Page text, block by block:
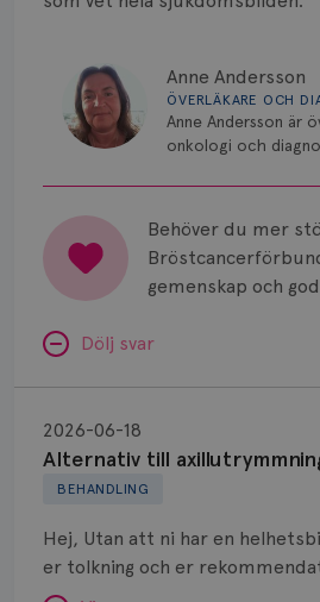
Anne Andersson
ÖVERLÄKARE OCH
Anne Andersson är
onkologi och
Universitetssjukhus i
Behöver du mer
gemenskap och
Dölj svar
BEHANDLING
Alternativ till
2026-06-18
Hej, Utan att ni har en
er tolkning och er
situation är. Jag har ett
axillutrymmning